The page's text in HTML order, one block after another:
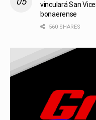
vinculará San
bonaerense
560 SHARES